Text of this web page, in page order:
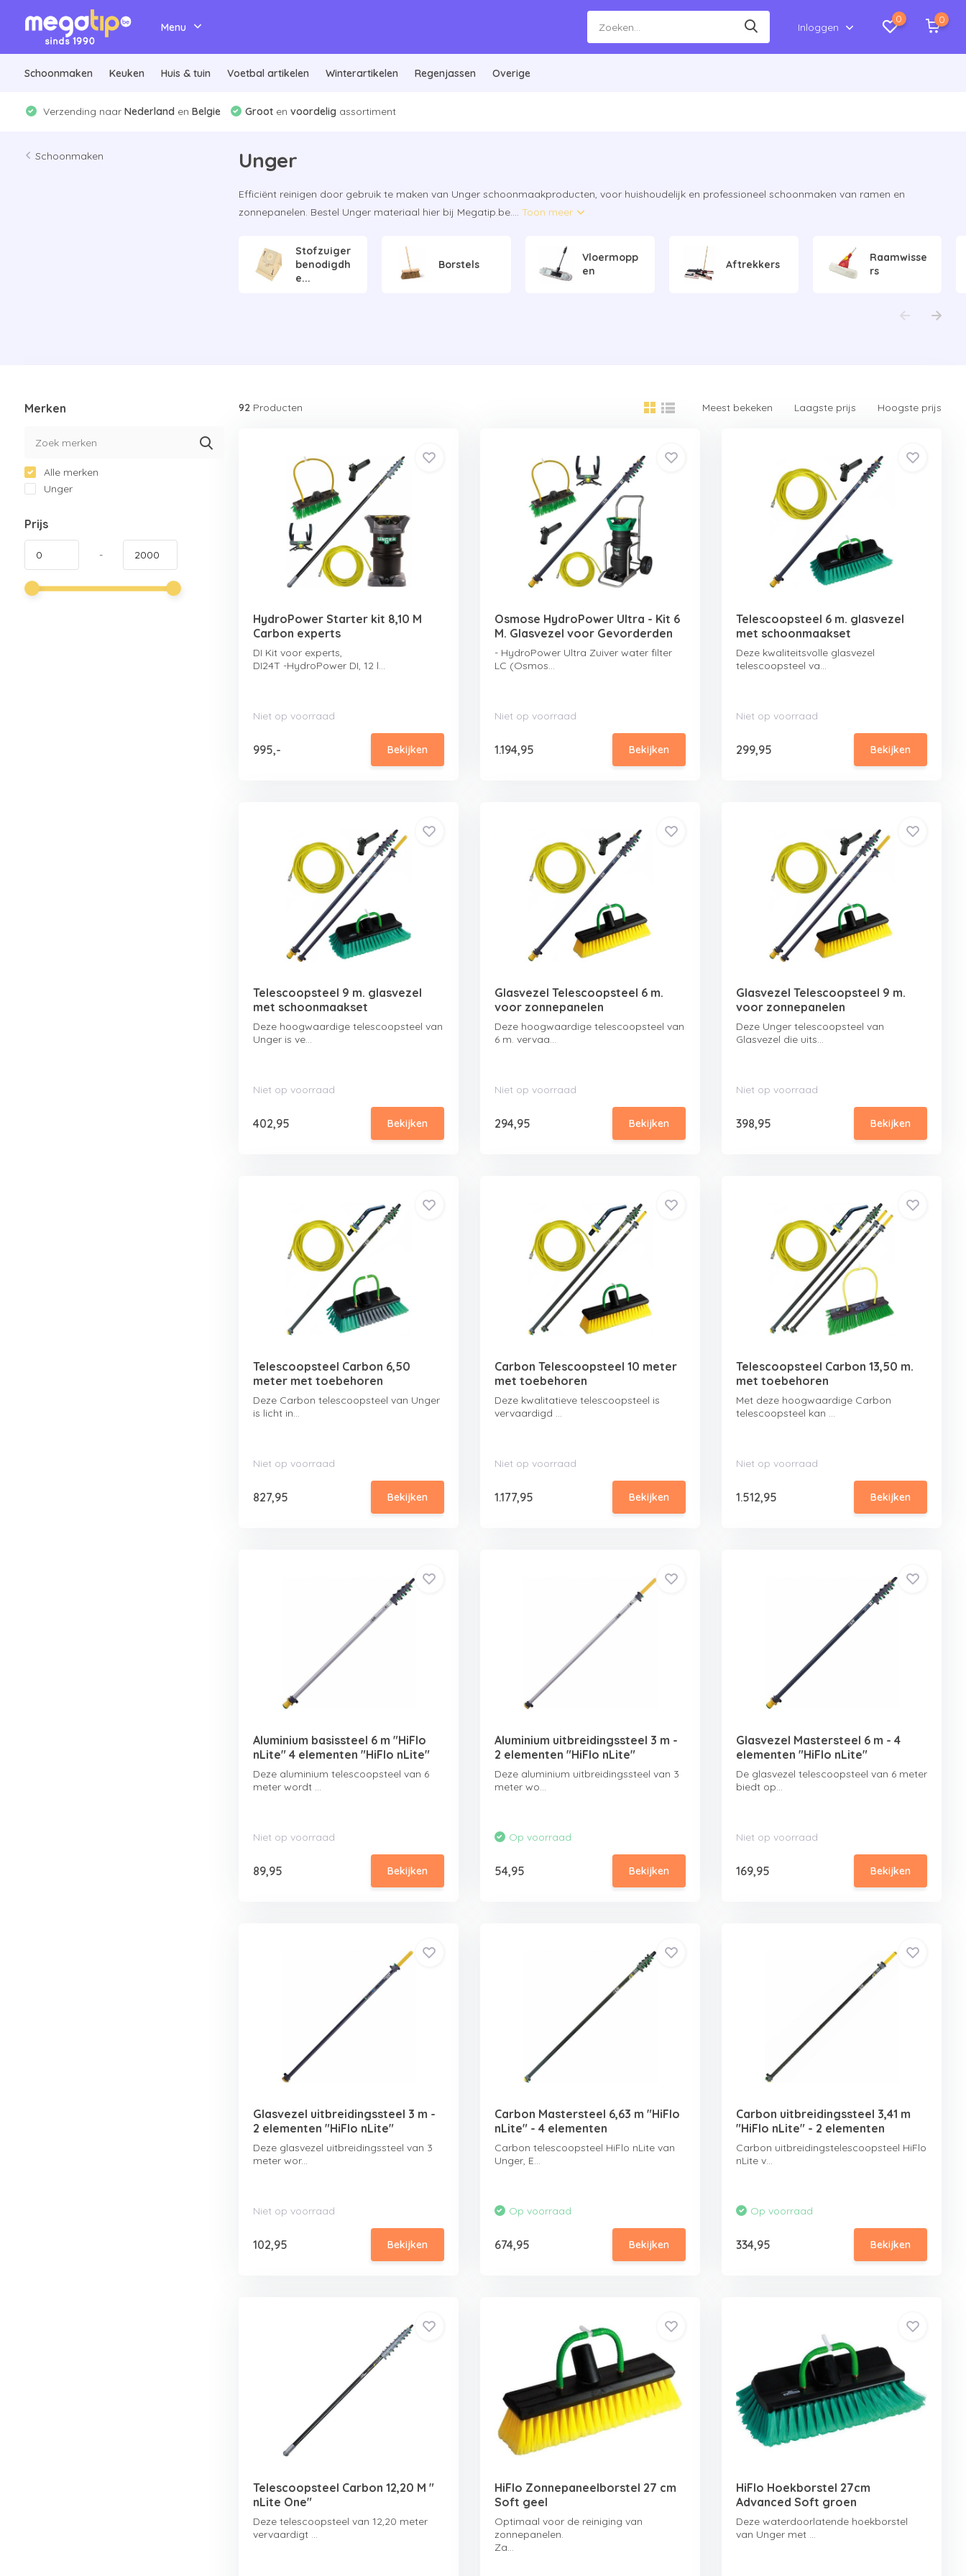
Menu Inloggen
0 0
Schoonmaken Keuken Huis & tuin Voetbal artikelen Winterartikelen Regenjassen Overige
Verzending naar Nederland en Belgie Grooten voordelig assortiment
Schoonmaken Unger
Efficiënt reinigen door gebruik te maken van Unger schoonmaakproducten, voor huishoudelijk en professioneel schoonmaken van ramen en
zonnepanelen. Bestel Unger materiaal hier bij Megatip.be.... Toon meer
Stofzuiger
benodigdh
e...
Borstels
Vloermopp
en
Aftrekkers
Raamwisse
rs
Merken
Alle merken
Unger
Prijs
-
92Producten Meest bekeken Laagste prijs Hoogste prijs
HydroPower Starter kit 8,10 M
Carbon experts
DI Kit voor experts,
DI24T -HydroPower DI, 12 l...
Niet op voorraad
995,- Bekijken
Osmose HydroPower Ultra - Kit 6
M. Glasvezel voor Gevorderden
- HydroPower Ultra Zuiver water filter
LC (Osmos...
Niet op voorraad
1.194,95 Bekijken
Telescoopsteel 6 m. glasvezel
met schoonmaakset
Deze kwaliteitsvolle glasvezel
telescoopsteel va...
Niet op voorraad
299,95 Bekijken
Telescoopsteel 9 m. glasvezel
met schoonmaakset
Deze hoogwaardige telescoopsteel van
Unger is ve...
Niet op voorraad
402,95 Bekijken
Glasvezel Telescoopsteel 6 m.
voor zonnepanelen
Deze hoogwaardige telescoopsteel van
6 m. vervaa...
Niet op voorraad
294,95 Bekijken
Glasvezel Telescoopsteel 9 m.
voor zonnepanelen
Deze Unger telescoopsteel van
Glasvezel die uits...
Niet op voorraad
398,95 Bekijken
Telescoopsteel Carbon 6,50
meter met toebehoren
Deze Carbon telescoopsteel van Unger
is licht in...
Niet op voorraad
827,95 Bekijken
Carbon Telescoopsteel 10 meter
met toebehoren
Deze kwalitatieve telescoopsteel is
vervaardigd ...
Niet op voorraad
1.177,95 Bekijken
Telescoopsteel Carbon 13,50 m.
met toebehoren
Met deze hoogwaardige Carbon
telescoopsteel kan ...
Niet op voorraad
1.512,95 Bekijken
Aluminium basissteel 6 m "HiFlo
nLite" 4 elementen "HiFlo nLite"
Deze aluminium telescoopsteel van 6
meter wordt ...
Niet op voorraad
89,95 Bekijken
Aluminium uitbreidingssteel 3 m -
2 elementen "HiFlo nLite"
Deze aluminium uitbreidingssteel van 3
meter wo...
Op voorraad
54,95 Bekijken
Glasvezel Mastersteel 6 m - 4
elementen "HiFlo nLite"
De glasvezel telescoopsteel van 6 meter
biedt op...
Niet op voorraad
169,95 Bekijken
Glasvezel uitbreidingssteel 3 m -
2 elementen "HiFlo nLite"
Deze glasvezel uitbreidingssteel van 3
meter wor...
Niet op voorraad
102,95 Bekijken
Carbon Mastersteel 6,63 m "HiFlo
nLite" - 4 elementen
Carbon telescoopsteel HiFlo nLite van
Unger, E...
Op voorraad
674,95 Bekijken
Carbon uitbreidingssteel 3,41 m
"HiFlo nLite" - 2 elementen
Carbon uitbreidingstelescoopsteel HiFlo
nLite v...
Op voorraad
334,95 Bekijken
Telescoopsteel Carbon 12,20 M "
nLite One"
Deze telescoopsteel van 12,20 meter
vervaardigt ...
HiFlo Zonnepaneelborstel 27 cm
Soft geel
Optimaal voor de reiniging van
zonnepanelen.
Za...
HiFlo Hoekborstel 27cm
Advanced Soft groen
Deze waterdoorlatende hoekborstel
van Unger met ...